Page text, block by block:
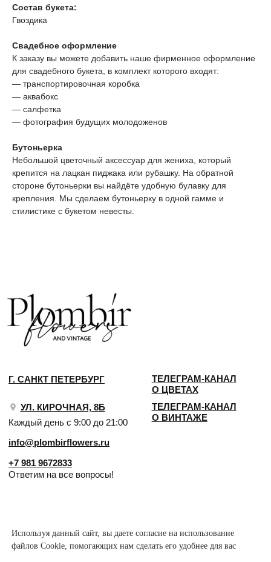
Состав букета:
Гвоздика
Свадебное оформление
К заказу вы можете добавить наше фирменное оформление
для свадебного букета, в комплект которого входят:
— транспортировочная коробка
— аквабокс
— салфетка
— фотография будущих молодоженов
Бутоньерка
Небольшой цветочный аксессуар для жениха, который
крепится на лацкан пиджака или рубашку. На обратной
стороне бутоньерки вы найдёте удобную булавку для
крепления. Мы сделаем бутоньерку в одной гамме и
стилистике с букетом невесты.
ТЕЛЕГРАМ-КАНАЛ
О ЦВЕТАХ
Г. САНКТ ПЕТЕРБУРГ
Ответим на все вопросы!
info@plombirflowers.ru
Каждый день с 9:00 до 21:00
Используя данный сайт, вы даете согласие на использование
файлов Cookie, помогающих нам сделать его удобнее для вас